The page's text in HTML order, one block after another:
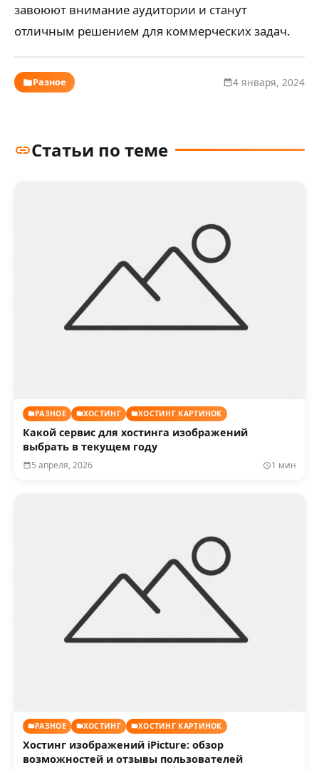
завоюют внимание аудитории и станут
отличным решением для коммерческих задач.
Разное 4 января, 2024
Статьи по теме
РАЗНОЕ ХОСТИНГ ХОСТИНГ КАРТИНОК
Какой сервис для хостинга изображений
выбрать в текущем году
5 апреля, 2026 1 мин
РАЗНОЕ ХОСТИНГ ХОСТИНГ КАРТИНОК
Хостинг изображений iPicture: обзор
возможностей и отзывы пользователей